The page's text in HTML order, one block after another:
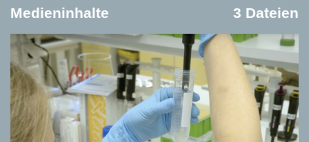
Medieninhalte 3 Dateien